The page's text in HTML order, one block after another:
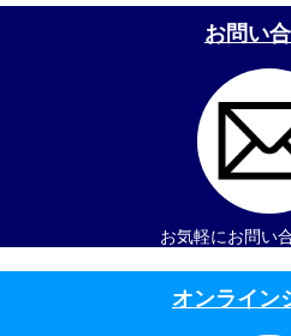
お問い
お気軽にお問い
オンライン